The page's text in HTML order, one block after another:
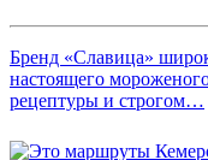
Бренд «Славица»
настоящего
рецептуры и строгом…